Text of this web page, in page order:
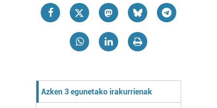
Azken 3 egunetako irakurrienak